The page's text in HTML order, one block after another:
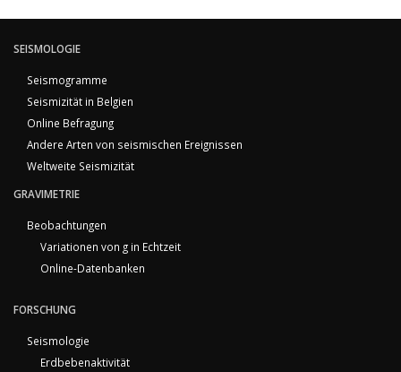
SEISMOLOGIE
Seismogramme
Seismizität in Belgien
Online Befragung
Andere Arten von seismischen Ereignissen
Weltweite Seismizität
GRAVIMETRIE
Beobachtungen
Variationen von g in Echtzeit
Online-Datenbanken
FORSCHUNG
Seismologie
Erdbebenaktivität